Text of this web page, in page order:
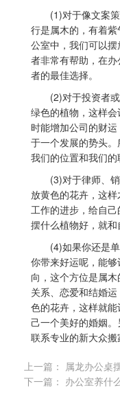
(1)对于像文案策
行是属木的，有着
公室中，我们可以
者非常有帮助，在
者的最佳选择。
(2)对于投资者或
绿色的植物，这样
时能增加公司的财
于一个发展的势头
我们的位置和我们的
(3)对于律师、销
放黄色的花卉，这
工作的进步，给自
摆什么植物好，就和
(4)如果你还是单
你带来好运呢，能
向，这个方位是属
关系、恋爱和结婚
色的花卉，这样就
己一个美好的婚姻
联系专业的新大众搬
上一篇： 属龙办公桌
下一篇： 办公室养什